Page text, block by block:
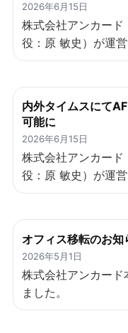
2026年6月15日
株式会社アンカー
役：原 敏史）が運
内外タイムスにて
可能に
2026年6月15日
株式会社アンカー
役：原 敏史）が運
オフィス移転のお知
2026年5月1日
株式会社アンカード
ました。